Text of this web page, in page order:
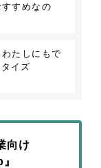
すめなの
わたしにもで
イズ
向け